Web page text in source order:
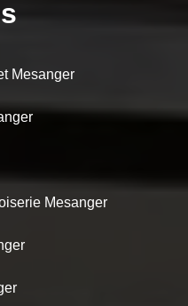
Mesanger
Mesanger